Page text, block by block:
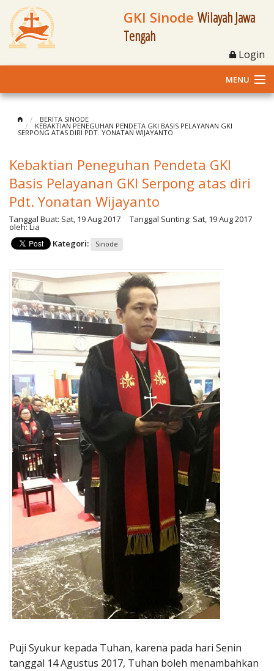
GKI Sinode Wilayah Jawa
Tengah
Login
MENU
Profil
Klasis dan Jemaat
Berita Kegiatan
Fasilitas
Penerbitan
BERITA SINODE
KEBAKTIAN PENEGUHAN PENDETA GKI BASIS PELAYANAN GKI
SERPONG ATAS DIRI PDT. YONATAN WIJAYANTO
Kebaktian Peneguhan Pendeta GKI
Basis Pelayanan GKI Serpong atas diri
Pdt. Yonatan Wijayanto
Tanggal Buat: Sat, 19 Aug 2017 Tanggal Sunting: Sat, 19 Aug 2017
oleh:Lia
Kategori:
Sinode
Puji Syukur kepada Tuhan, karena pada hari Senin
tanggal 14 Agustus 2017, Tuhan boleh menambahkan